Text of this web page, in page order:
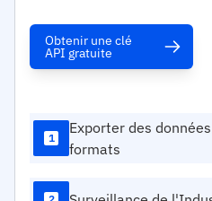
Obtenir une clé
API gratuite
1
Exporter des
formats